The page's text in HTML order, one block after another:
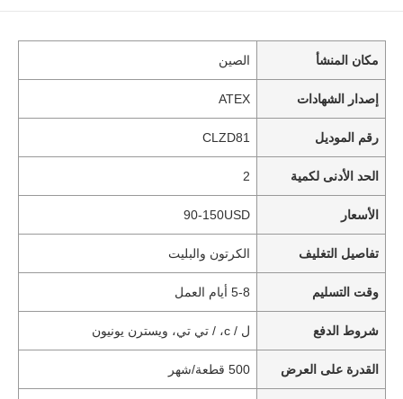
مكان المنشأ الصين
إصدار الشهادات ATEX
رقم الموديل CLZD81
الحد الأدنى لكمية 2
الأسعار 90-150USD
تفاصيل التغليف الكرتون والبليت
وقت التسليم 5-8 أيام العمل
شروط الدفع ل / c، / تي تي، ويسترن يونيون
القدرة على العرض 500 قطعة/شهر